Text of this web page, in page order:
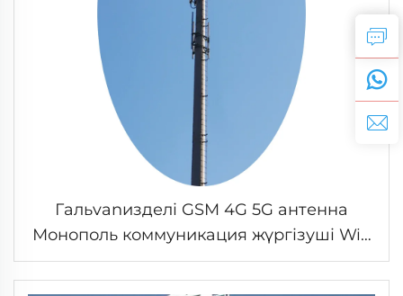
Гальvanизделі GSM 4G 5G антенна
Монополь коммуникация жүргізуші Wifi
Wireless Радио Single Tube
Телекоммуникация Mast